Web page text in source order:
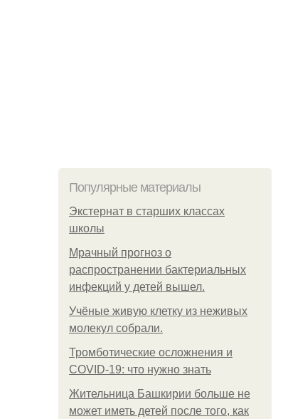
Популярные материалы
Экстернат в старших классах
школы
Мрачный прогноз о
распространении бактериальных
инфекций у детей вышел.
Учёные живую клетку из неживых
молекул собрали.
Тромботические осложнения и
COVID-19: что нужно знать
Жительница Башкирии больше не
может иметь детей после того, как